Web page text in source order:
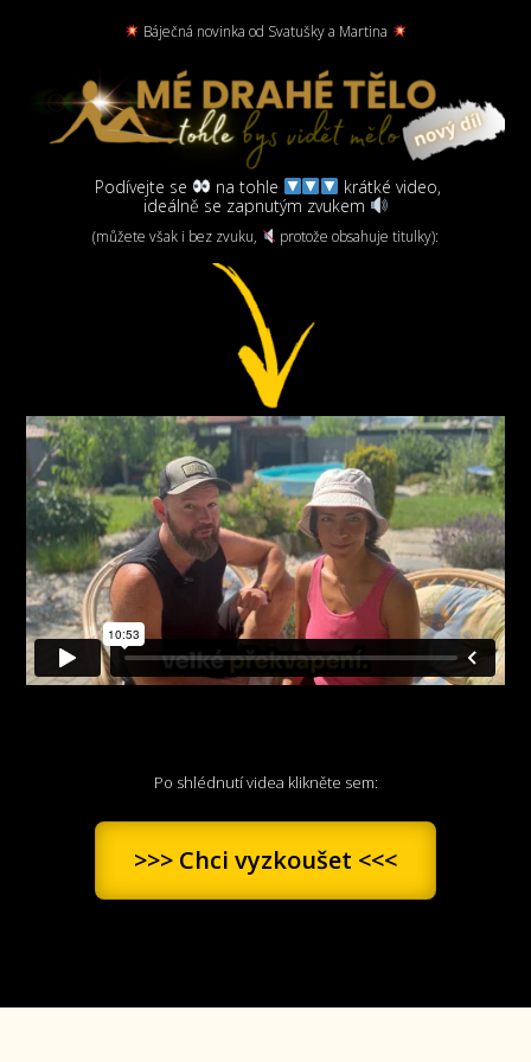
Báječná novinka od Svatušky a Martina
Podívejte se na tohle
krátké video,
ideálně se zapnutým zvukem
(můžete však i bez zvuku, protože obsahuje titulky):
Po shlédnutí videa klikněte sem:
>>> Chci vyzkoušet <<<